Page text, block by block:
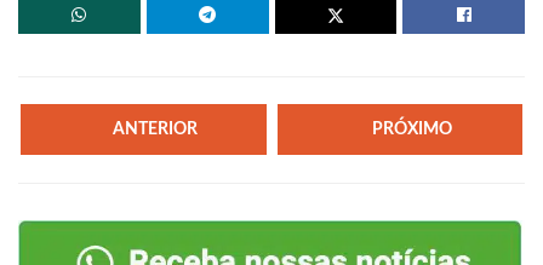
ANTERIOR PRÓXIMO